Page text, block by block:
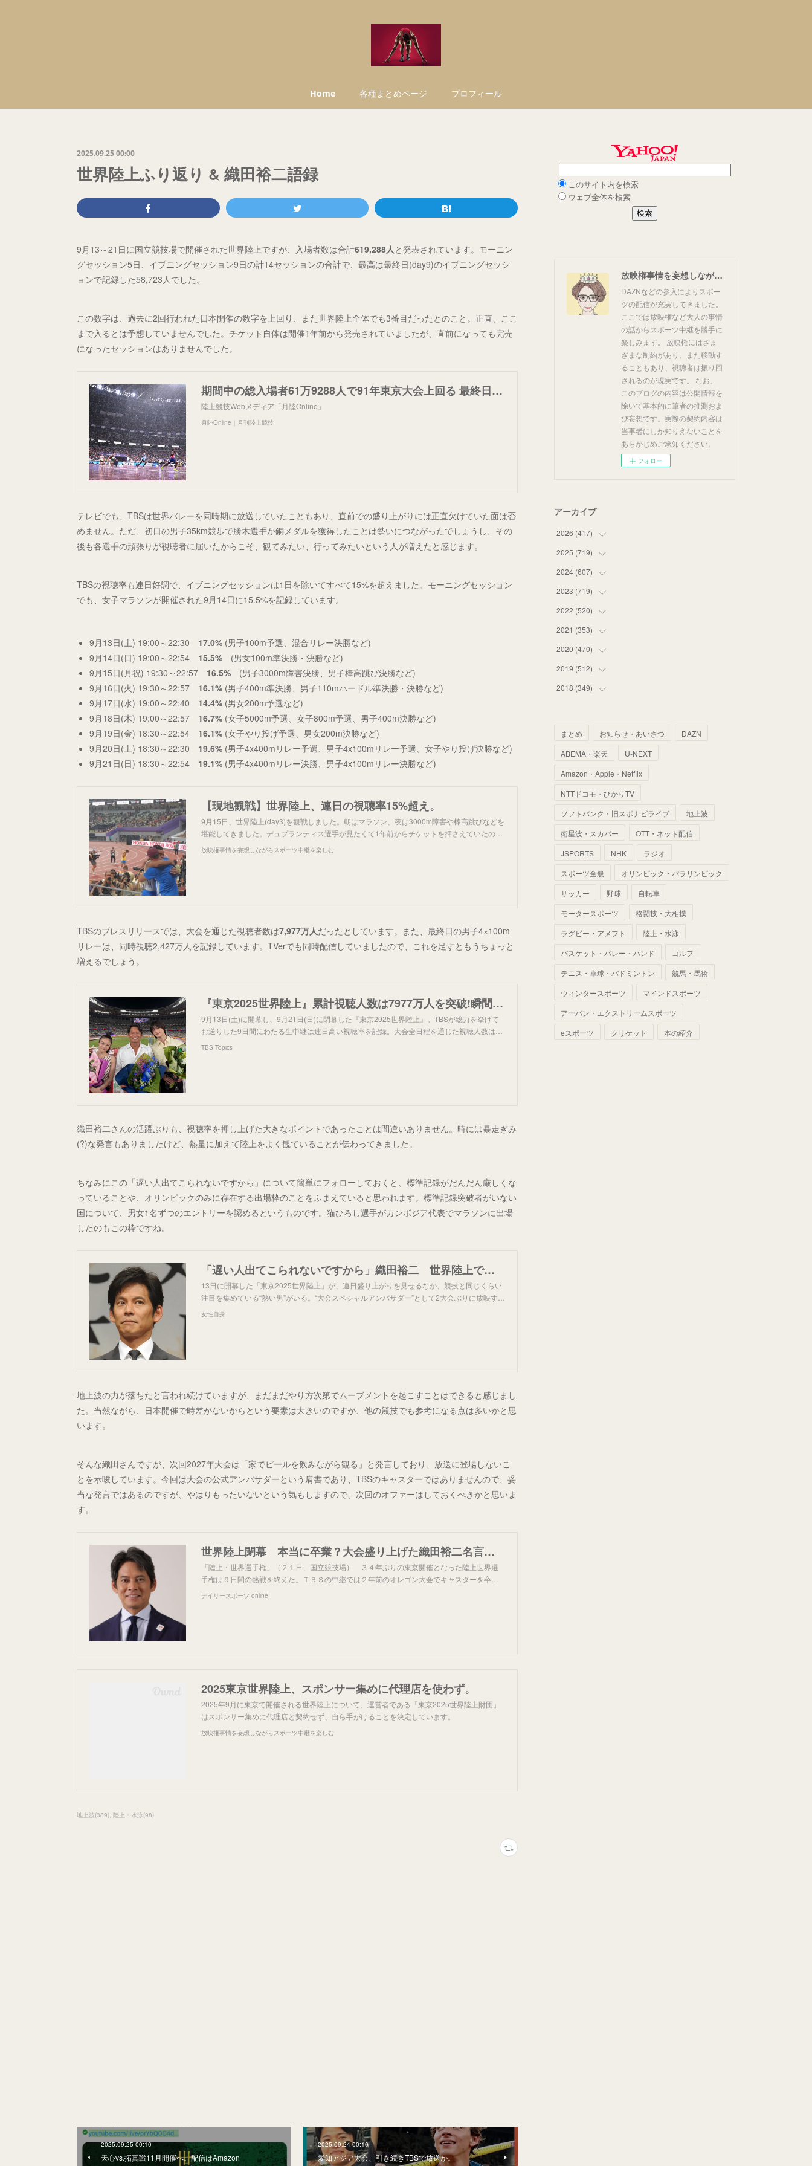
Home 各種まとめページ プロフィール
2025.09.25 00:00
世界陸上ふり返り & 織田裕二語録
9月13～21日に国立競技場で開催された世界陸上ですが、入場者数は合計619,288人と発表されています。モーニン
グセッション5日、イブニングセッション9日の計14セッションの合計で、最高は最終日(day9)のイブニングセッシ
ョンで記録した58,723人でした。
この数字は、過去に2回行われた日本開催の数字を上回り、また世界陸上全体でも3番目だったとのこと。正直、ここ
まで入るとは予想していませんでした。チケット自体は開催1年前から発売されていましたが、直前になっても完売
になったセッションはありませんでした。
期間中の総入場者61万9288人で91年東京大会上回る 最終日夜セッションは最多の5万8723人／東京世界陸上 | 月陸Online｜月刊陸上競技
陸上競技Webメディア「月陸Online」
月陸Online｜月刊陸上競技
テレビでも、TBSは世界バレーを同時期に放送していたこともあり、直前での盛り上がりには正直欠けていた面は否
めません。ただ、初日の男子35km競歩で勝木選手が銅メダルを獲得したことは勢いにつながったでしょうし、その
後も各選手の頑張りが視聴者に届いたからこそ、観てみたい、行ってみたいという人が増えたと感じます。
TBSの視聴率も連日好調で、イブニングセッションは1日を除いてすべて15%を超えました。モーニングセッション
でも、女子マラソンが開催された9月14日に15.5%を記録しています。
9月13日(土) 19:00～22:30 17.0% (男子100m予選、混合リレー決勝など)
9月14日(日) 19:00～22:54 15.5% (男女100m準決勝・決勝など)
9月15日(月祝) 19:30～22:57 16.5% (男子3000m障害決勝、男子棒高跳び決勝など)
9月16日(火) 19:30～22:57 16.1% (男子400m準決勝、男子110mハードル準決勝・決勝など)
9月17日(水) 19:00～22:40 14.4% (男女200m予選など)
9月18日(木) 19:00～22:57 16.7% (女子5000m予選、女子800m予選、男子400m決勝など)
9月19日(金) 18:30～22:54 16.1% (女子やり投げ予選、男女200m決勝など)
9月20日(土) 18:30～22:30 19.6% (男子4x400mリレー予選、男子4x100mリレー予選、女子やり投げ決勝など)
9月21日(日) 18:30～22:54 19.1% (男子4x400mリレー決勝、男子4x100mリレー決勝など)
【現地観戦】世界陸上、連日の視聴率15%超え。
9月15日、世界陸上(day3)を観戦しました。朝はマラソン、夜は3000m障害や棒高跳びなどを
堪能してきました。デュプランティス選手が見たくて1年前からチケットを押さえていたの…
放映権事情を妄想しながらスポーツ中継を楽しむ
TBSのブレスリリースでは、大会を通じた視聴者数は7,977万人だったとしています。また、最終日の男子4×100m
リレーは、同時視聴2,427万人を記録しています。TVerでも同時配信していましたので、これを足すともうちょっと
増えるでしょう。
『東京2025世界陸上』累計視聴人数は7977万人を突破!瞬間最高視聴率は“リレー侍”が世界に挑んだ男子4×100mリレー決勝｜TBSテレビ
9月13日(土)に開幕し、9月21日(日)に閉幕した『東京2025世界陸上』。TBSが総力を挙げて
お送りした9日間にわたる生中継は連日高い視聴率を記録。大会全日程を通じた視聴人数は…
TBS Topics
織田裕二さんの活躍ぶりも、視聴率を押し上げた大きなポイントであったことは間違いありません。時には暴走ぎみ
(?)な発言もありましたけど、熱量に加えて陸上をよく観ていることが伝わってきました。
ちなみにこの「遅い人出てこられないですから」について簡単にフォローしておくと、標準記録がだんだん厳しくな
っていることや、オリンピックのみに存在する出場枠のことをふまえていると思われます。標準記録突破者がいない
国について、男女1名ずつのエントリーを認めるというものです。猫ひろし選手がカンボジア代表でマラソンに出場
したのもこの枠ですね。
「遅い人出てこられないですから」織田裕二 世界陸上で飛び出した“名言”に視聴者呆然《あたりまえ》指摘も | 女性自身
13日に開幕した「東京2025世界陸上」が、連日盛り上がりを見せるなか、競技と同じくらい
注目を集めている“熱い男”がいる。“大会スペシャルアンバサダー”として2大会ぶりに放映す…
女性自身
地上波の力が落ちたと言われ続けていますが、まだまだやり方次第でムーブメントを起こすことはできると感じまし
た。当然ながら、日本開催で時差がないからという要素は大きいのですが、他の競技でも参考になる点は多いかと思
います。
そんな織田さんですが、次回2027年大会は「家でビールを飲みながら観る」と発言しており、放送に登場しないこ
とを示唆しています。今回は大会の公式アンバサダーという肩書であり、TBSのキャスターではありませんので、妥
当な発言ではあるのですが、やはりもったいないという気もしますので、次回のオファーはしておくべきかと思いま
す。
世界陸上閉幕 本当に卒業？大会盛り上げた織田裕二名言集「大好きだぜ！」「ああ、もう立ってられない」「ノアごめん」「やんちゃな記録」「僕も晃って役で」「体力の限界！」/デイリースポーツ online
「陸上・世界選手権」（２１日、国立競技場） ３４年ぶりの東京開催となった陸上世界選
手権は９日間の熱戦を終えた。ＴＢＳの中継では２年前のオレゴン大会でキャスターを卒…
デイリースポーツ online
2025東京世界陸上、スポンサー集めに代理店を使わず。
2025年9月に東京で開催される世界陸上について、運営者である「東京2025世界陸上財団」
はスポンサー集めに代理店と契約せず、自ら手がけることを決定しています。
放映権事情を妄想しながらスポーツ中継を楽しむ
地上波(389) 陸上・水泳(98)
2025.09.25 00:10
天心vs.拓真戦11月開催へ。配信はAmazon
2025.09.24 00:10
愛知アジア大会、引き続きTBSで放送か。
放映権事情を妄想しながらスポーツ中継を楽しむ
DAZNなどの参入によりスポー
ツの配信が充実してきました。
ここでは放映権など大人の事情
の話からスポーツ中継を勝手に
楽しみます。 放映権にはさま
ざまな制約があり、また移動す
ることもあり、視聴者は振り回
されるのが現実です。 なお、
このブログの内容は公開情報を
除いて基本的に筆者の推測およ
び妄想です。実際の契約内容は
当事者にしか知りえないことを
あらかじめご承知ください。
フォロー
アーカイブ
2026 (417)
(12
(55
(58
(58
(53
(59
( 55
(67
2025 (719)
(75
(63
(57
(60
(62
(55
(61
(60 )
(42 )
2024 (607)
(51
(48
(35
(51
(60
(59
50 )
(58 )
(45)
2023 (719)
(59
(52
(55
(63
(53
56 )
(56
)
(74)
(70)
2022 (520)
(65
(44
(41
(43
)
(38
)
(57)
(41)
29)
2021 (353)
(31
(33
(34
(32
)
(24)
( 28)
29)
(33)
2020 (470)
(34
(32
(60)
( 13)
45)
( 49)
(41)
2019 (512)
(51
(32)
( 37)
37)
( 59)
(44)
(36
2018 (349)
9
( 22)
29)
( 32)
(50)
(14
まとめ お知らせ・あいさつ
DAZN
ABEMA・楽天
U-NEXT
Amazon・Apple・Netflix
NTTドコモ・ひかりTV
ソフトバンク・旧スポナビライブ
地上波
衛星波・スカパー
OTT・ネット配信
JSPORTS
NHK
ラジオ
スポーツ全般
オリンピック・パラリンピック
サッカー
野球
自転車
モータースポーツ
格闘技・大相撲
ラグビー・アメフト
陸上・水泳
バスケット・バレー・ハンド
ゴルフ
テニス・卓球・バドミントン
競馬・馬術
ウィンタースポーツ
マインドスポーツ
アーバン・エクストリームスポーツ
eスポーツ
クリケット 本の紹介